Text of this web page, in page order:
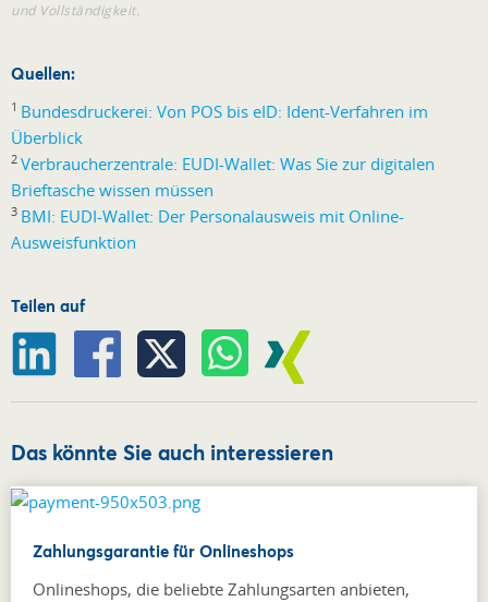
und Vollständigkeit.
Quellen:
1 Bundesdruckerei: Von POS bis eID: Ident-Verfahren im
Überblick
2 Verbraucherzentrale: EUDI-Wallet: Was Sie zur digitalen
Brieftasche wissen müssen
3 BMI: EUDI-Wallet: Der Personalausweis mit Online-
Ausweisfunktion
Teilen auf
Das könnte Sie auch interessieren
Zahlungsgarantie für Onlineshops
Onlineshops, die beliebte Zahlungsarten anbieten,